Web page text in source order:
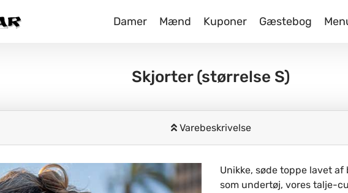
Damer Mænd Kuponer Gæstebog
Skjorter(størrelse S)
Varebeskrivelse
Unikke, søde toppe lavet
som undertøj, vores talje-